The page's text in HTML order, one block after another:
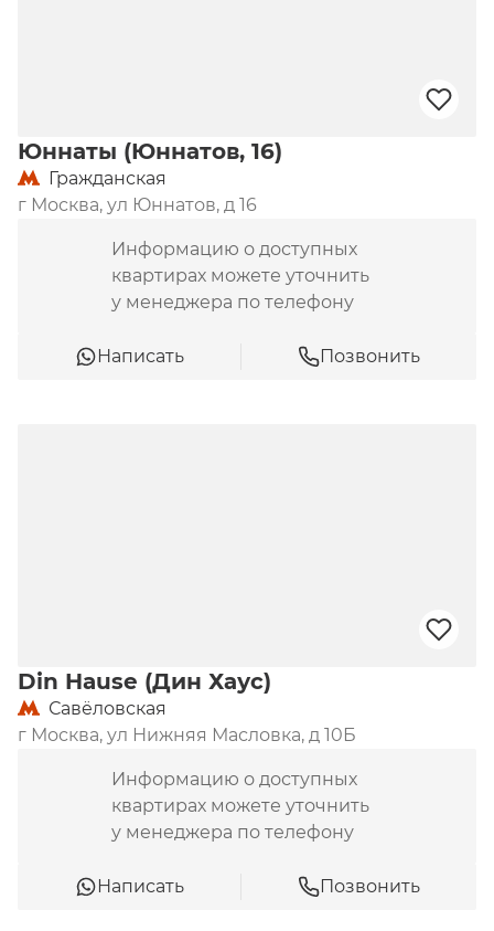
Юннаты (Юннатов, 16)
Гражданская
г Москва, ул Юннатов, д 16
Информацию о доступных
квартирах можете уточнить
у менеджера по телефону
Написать Позвонить
Din Hause (Дин Хаус)
Савёловская
г Москва, ул Нижняя Масловка, д 10Б
Информацию о доступных
квартирах можете уточнить
у менеджера по телефону
Написать Позвонить